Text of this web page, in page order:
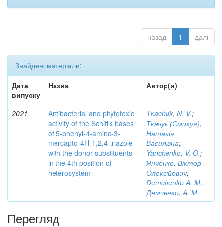
назад 1 далі
Знайдені матеріали:
Дата
випуску
Назва Автор(и)
2021
Antibacterial and phytotoxic
activity of the Schiff’s bases
of 5-phenyl-4-amino-3-
mercapto-4H-1,2,4-triazole
with the donor substituents
in the 4th position of
heterosystem
Tkachuk, N. V.;
Ткачук (Смикун),
Наталія
Василівна;
Yanchenko, V. O.;
Янченко, Віктор
Олексійович;
Demchenko A. M.;
Демченко, А. М.
Перегляд